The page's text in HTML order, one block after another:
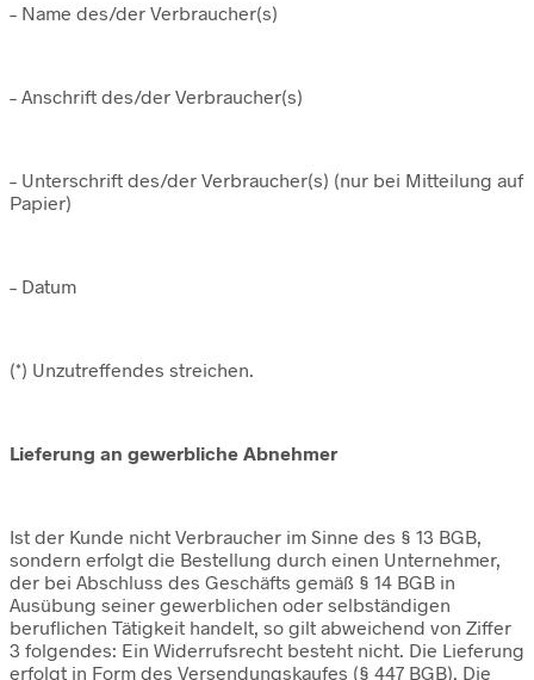
– Name des/der Verbraucher(s)
– Anschrift des/der Verbraucher(s)
– Unterschrift des/der Verbraucher(s) (nur bei Mitteilung auf
Papier)
– Datum
(*) Unzutreffendes streichen.
Lieferung an gewerbliche Abnehmer
Ist der Kunde nicht Verbraucher im Sinne des § 13 BGB,
sondern erfolgt die Bestellung durch einen Unternehmer,
der bei Abschluss des Geschäfts gemäß § 14 BGB in
Ausübung seiner gewerblichen oder selbständigen
beruflichen Tätigkeit handelt, so gilt abweichend von Ziffer
3 folgendes: Ein Widerrufsrecht besteht nicht. Die Lieferung
erfolgt in Form des Versendungskaufes (§ 447 BGB). Die